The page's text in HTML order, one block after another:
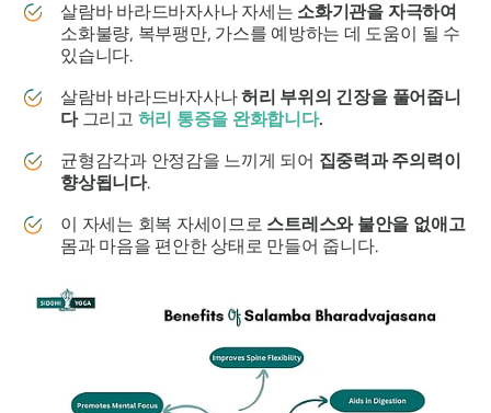
살람바 바라드바자사나자세는 소화기관을 자극하여
소화불량, 복부팽만, 가스를 예방하는 데 도움이 될 수
있습니다.
살람바 바라드바자사나허리 부위의 긴장을 풀어줍니
다그리고 허리 통증을 완화합니다.
균형감각과 안정감을 느끼게 되어 집중력과 주의력이
향상됩니다.
이 자세는 회복 자세이므로 스트레스와 불안을 없애고
몸과 마음을 편안한 상태로 만들어 줍니다.